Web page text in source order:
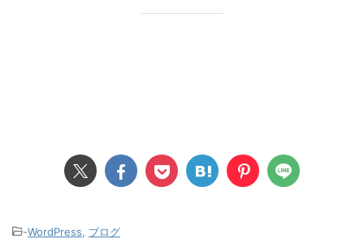
-WordPress
ブログ